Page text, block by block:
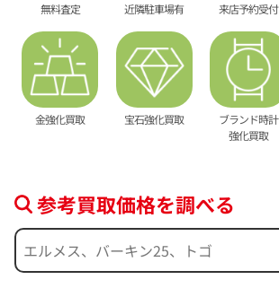
無料査定 近隣駐車場有 来店予約受付
金強化買取 宝石強化買取
ブランド時計
強化買取
参考買取価格を調べる